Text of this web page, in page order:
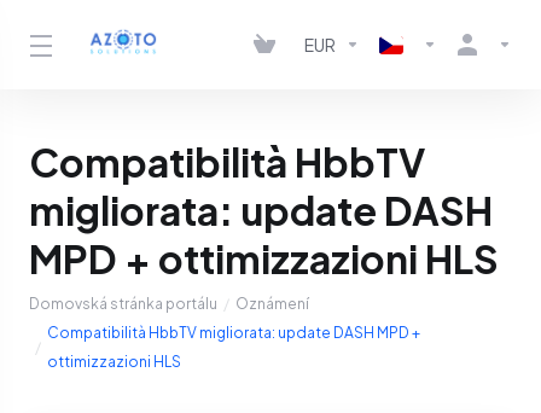
EUR
Compatibilità HbbTV
migliorata: update DASH
MPD + ottimizzazioni HLS
Domovská stránka portálu
Oznámení
Compatibilità HbbTV migliorata: update DASH MPD +
ottimizzazioni HLS